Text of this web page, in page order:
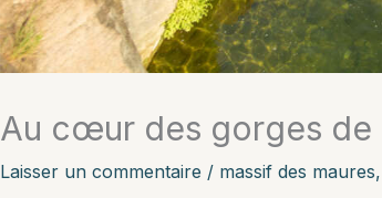
Au cœur des gorges de
Laisser un commentaire / massif des maures,